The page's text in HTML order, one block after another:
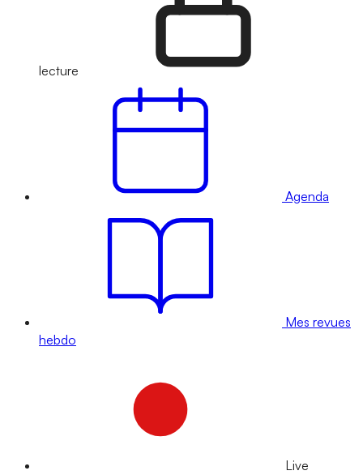
lecture
Agenda
Mes revues
hebdo
Live